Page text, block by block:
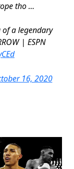
tho ...
a legendary
| ESPN
16, 2020